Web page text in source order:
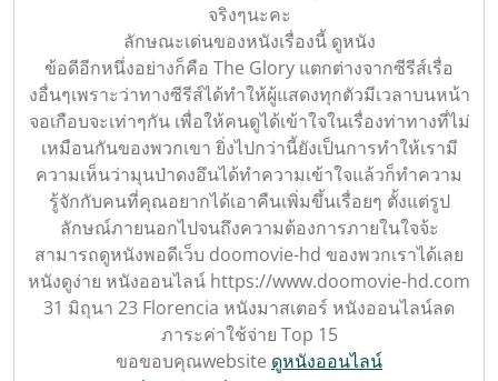
จริงๆนะคะ
ลักษณะเด่นของหนังเรื่องนี้ ดูหนัง
ข้อดีอีกหนึ่งอย่างก็คือ The Glory แตกต่างจากซีรีส์เรื่อ
งอื่นๆเพราะว่าทางซีรีส์ได้ทำให้ผู้แสดงทุกตัวมีเวลาบนหน้า
จอเกือบจะเท่าๆกัน เพื่อให้คนดูได้เข้าใจในเรื่องท่าทางที่ไม่
เหมือนกันของพวกเขา ยิ่งไปกว่านี้ยังเป็นการทำให้เรามี
ความเห็นว่ามุนป่าดงอึนได้ทำความเข้าใจแล้วก็ทำความ
รู้จักกับคนที่คุณอยากได้เอาคืนเพิ่มขึ้นเรื่อยๆ ตั้งแต่รูป
ลักษณ์ภายนอกไปจนถึงความต้องการภายในใจจ้ะ
สามารถดูหนังพอดีเว็บ doomovie-hd ของพวกเราได้เลย
หนังดูง่าย หนังออนไลน์ https://www.doomovie-hd.com
31 มิถุนา 23 Florencia หนังมาสเตอร์ หนังออนไลน์ลด
ภาระค่าใช้จ่าย Top 15
ขอขอบคุณwebsite ดูหนังออนไลน์